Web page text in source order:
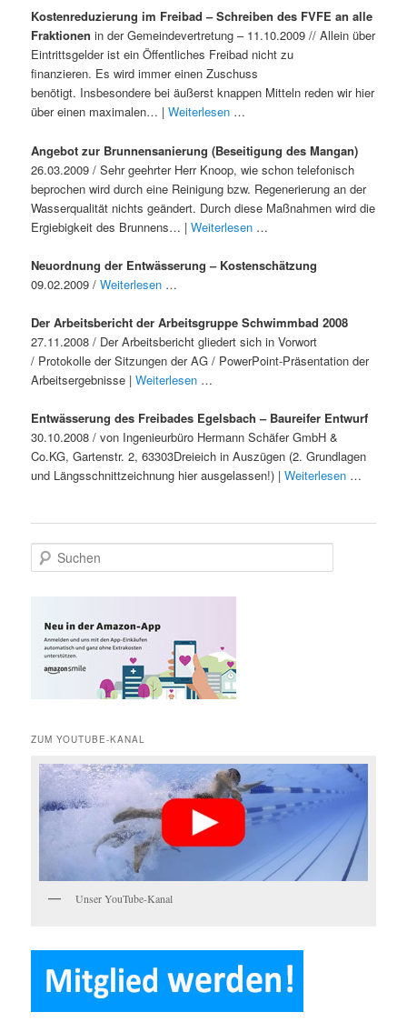
Kostenreduzierung im Freibad – Schreiben des FVFE an alle
Fraktionen in der Gemeindevertretung – 11.10.2009 // Allein über
Eintrittsgelder ist ein Öffentliches Freibad nicht zu
finanzieren. Es wird immer einen Zuschuss
benötigt. Insbesondere bei äußerst knappen Mitteln reden wir hier
über einen maximalen… |Weiterlesen …
Angebot zur Brunnensanierung (Beseitigung des Mangan)
26.03.2009 / Sehr geehrter Herr Knoop, wie schon telefonisch
beprochen wird durch eine Reinigung bzw. Regenerierung an der
Wasserqualität nichts geändert. Durch diese Maßnahmen wird die
Ergiebigkeit des Brunnens… |Weiterlesen …
Neuordnung der Entwässerung – Kostenschätzung
09.02.2009 /Weiterlesen …
Der Arbeitsbericht der Arbeitsgruppe Schwimmbad 2008
27.11.2008 / Der Arbeitsbericht gliedert sich in Vorwort
/ Protokolle der Sitzungen der AG / PowerPoint-Präsentation der
Arbeitsergebnisse |Weiterlesen …
Entwässerung des Freibades Egelsbach – Baureifer Entwurf
30.10.2008 / von Ingenieurbüro Hermann Schäfer GmbH &
Co.KG, Gartenstr. 2, 63303Dreieich in Auszügen (2. Grundlagen
und Längsschnittzeichnung hier ausgelassen!) |Weiterlesen …
u
ZUM YOUTUBE-KANAL
Unser YouTube-Kanal